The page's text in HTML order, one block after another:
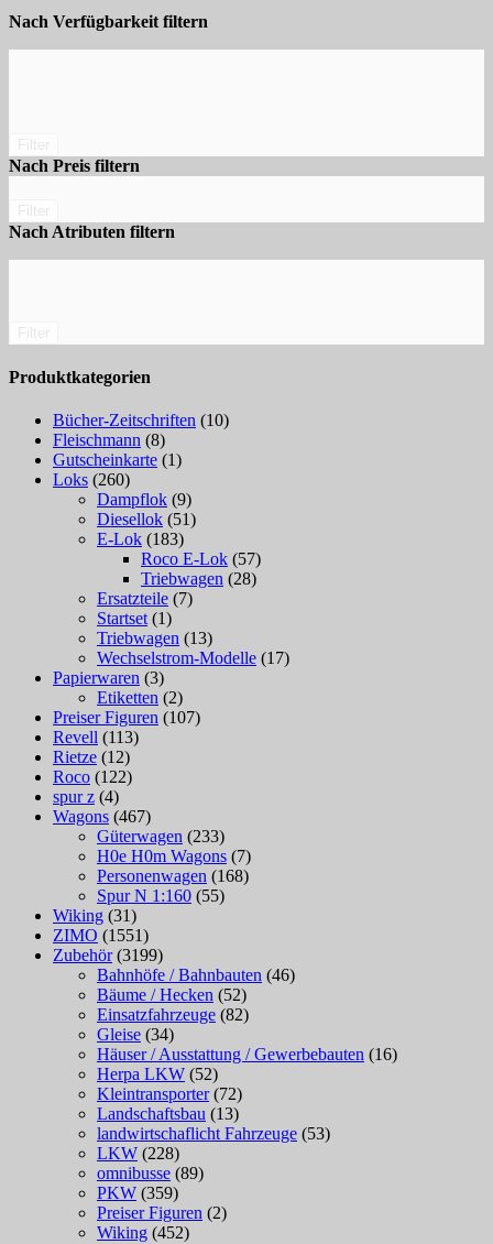
Nach Verfügbarkeit filtern
Nach Preis filtern
Nach Atributen filtern
Produktkategorien
Bücher-Zeitschriften (10)
Fleischmann (8)
Gutscheinkarte (1)
Loks (260)
Dampflok (9)
Diesellok (51)
E-Lok (183)
Roco E-Lok (57)
Triebwagen (28)
Ersatzteile (7)
Startset (1)
Triebwagen (13)
Wechselstrom-Modelle (17)
Papierwaren (3)
Etiketten (2)
Preiser Figuren (107)
Revell (113)
Rietze (12)
Roco (122)
spur z (4)
Wagons (467)
Güterwagen (233)
H0e H0m Wagons (7)
Personenwagen (168)
Spur N 1:160 (55)
Wiking (31)
ZIMO (1551)
Zubehör (3199)
Bahnhöfe / Bahnbauten (46)
Bäume / Hecken (52)
Einsatzfahrzeuge (82)
Gleise (34)
Häuser / Ausstattung / Gewerbebauten (16)
Herpa LKW (52)
Kleintransporter (72)
Landschaftsbau (13)
landwirtschaflicht Fahrzeuge (53)
LKW (228)
omnibusse (89)
PKW (359)
Preiser Figuren (2)
Wiking (452)